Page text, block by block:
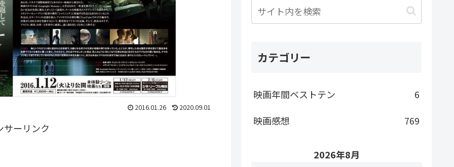
2016.01.26 2020.09.01
サーリンク
カテゴリー
映画年間ベストテン
6
映画感想
769
2026年8月